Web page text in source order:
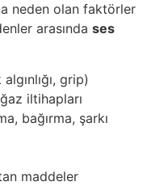
neden olan faktörler
arasında ses
grip)
iltihapları
bağırma, şarkı
maddeler